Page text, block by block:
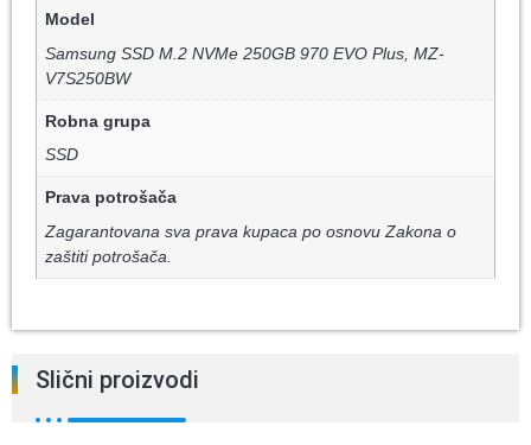
Model
Samsung SSD M.2 NVMe 250GB 970 EVO Plus, MZ-
V7S250BW
Robna grupa
SSD
Prava potrošača
Zagarantovana sva prava kupaca po osnovu Zakona o
zaštiti potrošača.
Slični proizvodi